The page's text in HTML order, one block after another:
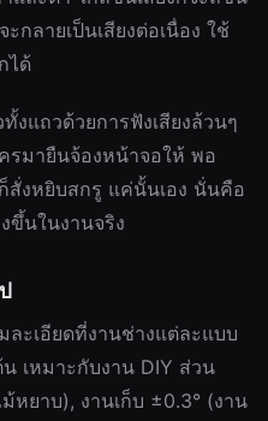
กลายเป็นเสียงต่อเนื่อง ใช้
ได้
งแถวด้วยการฟังเสียงล้วนๆ
รมายืนจ้องหน้าจอให้ พอ
ก็สั่งหยิบสกรู แค่นั้นเอง นั่นคือ
ขึ้นในงานจริง
ละเอียดที่งานช่างแต่ละแบบ
เหมาะกับงาน DIY ส่วน
หยาบ), งานเก็บ ±0.3° (งาน